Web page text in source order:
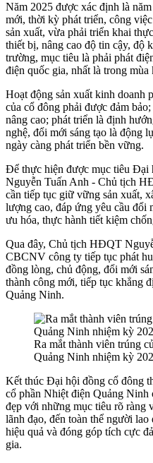
Năm 2025 được xác định là
mới, thời kỳ phát triển, công
sản xuất, vừa phải triển khai
thiết bị, nâng cao độ tin cậy, độ
trường, mục tiêu là phải phát
điện quốc gia, nhất là trong mùa
Hoạt động sản xuất kinh doanh
của cổ đông phải được đảm
nâng cao; phát triển là định
nghệ, đổi mới sáng tạo là động
ngày càng phát triển bền vững.
Để thực hiện được mục tiêu Đại
Nguyễn Tuấn Anh - Chủ tịch
cần tiếp tục giữ vững sản xuất,
lượng cao, đáp ứng yêu cầu đổi
ưu hóa, thực hành tiết kiệm
Qua đây, Chủ tịch HĐQT
CBCNV công ty tiếp tục phát
đồng lòng, chủ động, đổi mới
thành công mới, tiếp tục khẳng
Quảng Ninh.
Ra mắt thành viên trúng
Quảng Ninh nhiệm kỳ
Kết thúc Đại hội đồng cổ đông
cổ phần Nhiệt điện Quảng Ninh
đẹp với những mục tiêu rõ ràng
lãnh đạo, đến toàn thể người
hiệu quả và đóng góp tích cực
gia.